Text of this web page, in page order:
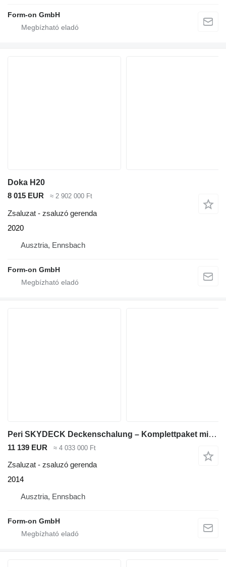
Form-on GmbH
Doka H20
8 015 EUR
≈ 2 902 000 Ft
Zsaluzat - zsaluzó gerenda
2020
Ausztria, Ennsbach
Form-on GmbH
Peri SKYDECK Deckenschalung – Komplettpaket mit Paneelen, Trägern & S
11 139 EUR ≈ 4 033 000 Ft
Zsaluzat - zsaluzó gerenda
2014
Ausztria, Ennsbach
Form-on GmbH